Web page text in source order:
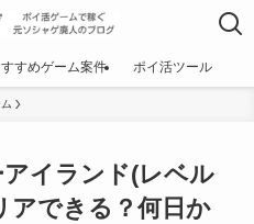
すめゲーム案件 ポイ活ツール
アイランド(レベル
アできる？何日か